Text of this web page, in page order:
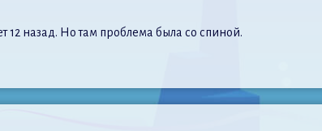
12 назад. Но там проблема была со спиной.